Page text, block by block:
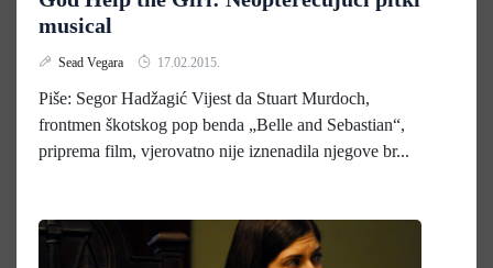
musical
Sead Vegara 17.02.2015.
Piše: Segor Hadžagić Vijest da Stuart Murdoch,
frontmen škotskog pop benda „Belle and Sebastian“,
priprema film, vjerovatno nije iznenadila njegove br...